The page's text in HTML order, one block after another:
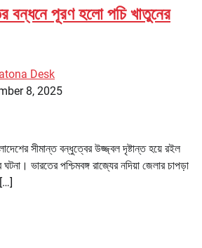
বন্ধনে পূরণ হলো পচি খাতুনের
Desk
8, 2025
সীমান্ত বন্ধুত্বের উজ্জ্বল দৃষ্টান্ত হয়ে রইল
ভারতের পশ্চিমবঙ্গ রাজ্যের নদিয়া জেলার চাপড়া
[…]